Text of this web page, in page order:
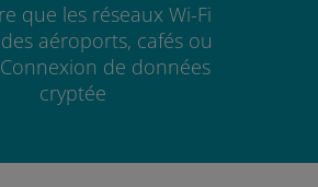
que les réseaux Wi-Fi
aéroports, cafés ou
de données
cryptée